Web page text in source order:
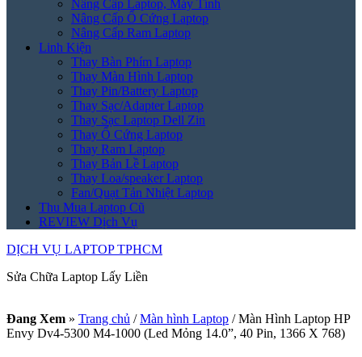
Nâng Cấp Laptop, Máy Tính
Nâng Cấp Ổ Cứng Laptop
Nâng Cấp Ram Laptop
Linh Kiện
Thay Bàn Phím Laptop
Thay Màn Hình Laptop
Thay Pin/Battery Laptop
Thay Sạc/Adapter Laptop
Thay Sạc Laptop Dell Zin
Thay Ổ Cứng Laptop
Thay Ram Laptop
Thay Bản Lề Laptop
Thay Loa/speaker Laptop
Fan/Quạt Tản Nhiệt Laptop
Thu Mua Laptop Cũ
REVIEW Dịch Vụ
DỊCH VỤ LAPTOP TPHCM
Sửa Chữa Laptop Lấy Liền
Đang Xem » Trang chủ / Màn hình Laptop /Màn Hình Laptop HP
Envy Dv4-5300 M4-1000 (Led Mỏng 14.0”, 40 Pin, 1366 X 768)